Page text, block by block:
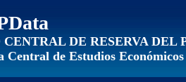
CENTRAL DE RESERVA DEL
Central de Estudios Económicos